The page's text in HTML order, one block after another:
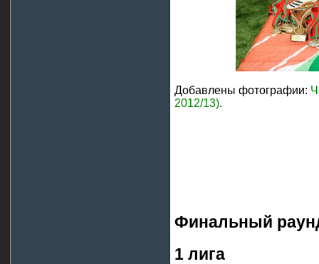
Добавлены фотографии:
2012/13).
Финальный
1 лига